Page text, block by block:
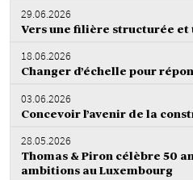
29.06.2026
Vers une filière structurée
18.06.2026
Changer d’échelle pour
03.06.2026
Concevoir l’avenir de la
28.05.2026
Thomas & Piron célèbre 50
ambitions au Luxembourg